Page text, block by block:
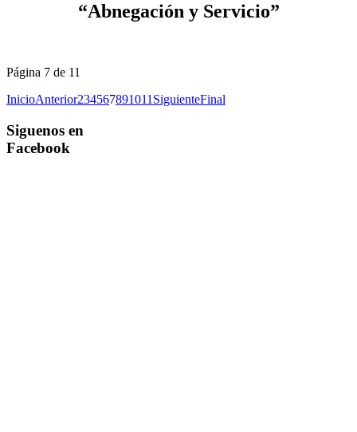
“Abnegación y Servicio”
Página 7 de 11
InicioAnterior234567891011 SiguienteFinal
Siguenos en
Facebook